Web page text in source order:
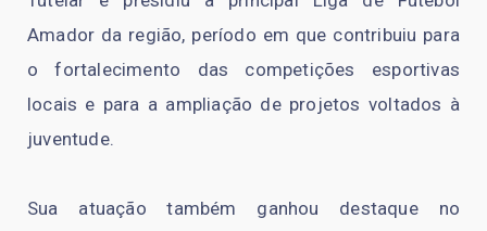
Amador da região, período em que contribuiu para
o fortalecimento das competições esportivas
locais e para a ampliação de projetos voltados à
juventude.
Sua atuação também ganhou destaque no